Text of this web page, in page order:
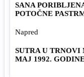
SANA
POTOČNE
Napred
SUTRA U TRNOVI
MAJ 1992.